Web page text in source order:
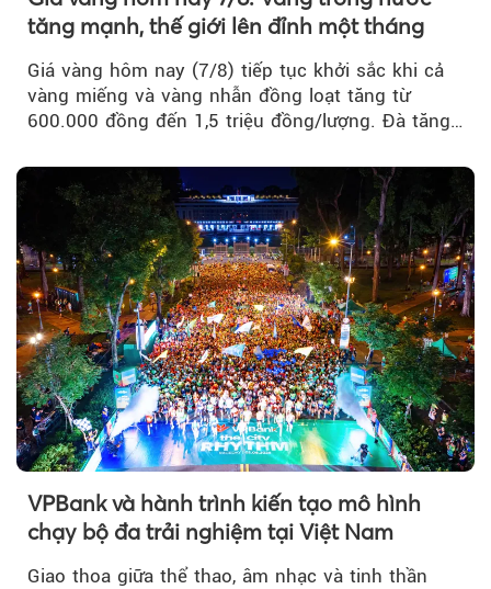
tăng mạnh, thế giới lên đỉnh một tháng
Giá vàng hôm nay (7/8) tiếp tục khởi sắc khi cả
vàng miếng và vàng nhẫn đồng loạt tăng từ
600.000 đồng đến 1,5 triệu đồng/lượng. Đà tăng
vàng thế giới bứt phá lên mức cao nhất trong
một tháng.
VPBank và hành trình kiến tạo mô hình
chạy bộ đa trải nghiệm tại Việt Nam
Giao thoa giữa thể thao, âm nhạc và tinh thần